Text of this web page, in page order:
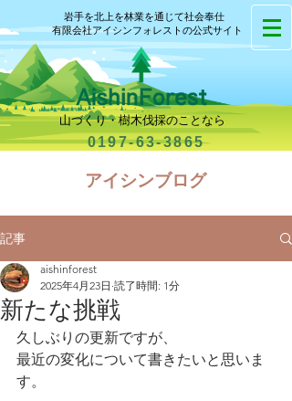
岩手を北上を林業を通じて社会奉仕
有限会社アイシンフォレストの公式サイト
山づくり・樹木伐採のことなら
0197-63-3865
​アイシンブログ
記事
新たな挑戦
aishinforest
2025年4月23日 読了時間: 1分
久しぶりの更新ですが、
最近の変化について書きたいと思いま
す。